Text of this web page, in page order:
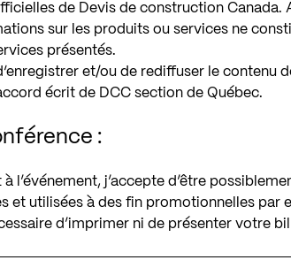
de Devis de construction Canada.
sur les produits ou services ne
présentés.
et/ou de rediffuser le contenu
écrit de DCC section de Québec.
:
l’événement, j’accepte d’être
et utilisées à des fin promotionnelles par
d’imprimer ni de présenter votre